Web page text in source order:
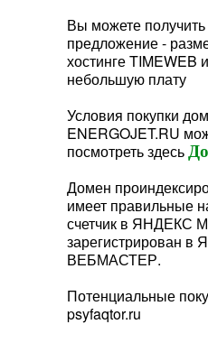
Вы можете
предложение -
хостинге TIMEWEB
небольшую плату
Условия покупки
ENERGOJET.RU
посмотреть здесь
Домен
имеет правильные
счетчик в ЯНДЕКС
зарегистрирован в
ВЕБМАСТЕР.
Потенциальные
psyfaqtor.ru